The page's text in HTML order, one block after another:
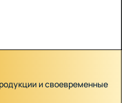
и своевременные